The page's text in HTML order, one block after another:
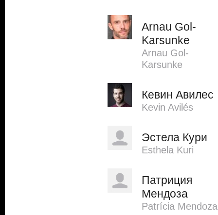
Arnau Gol-
Karsunke
Arnau Gol-
Karsunke
Кевин Авилес
Kevin Avilés
Эстела Кури
Esthela Kuri
Патриция
Мендоза
Patrícia Mendoza